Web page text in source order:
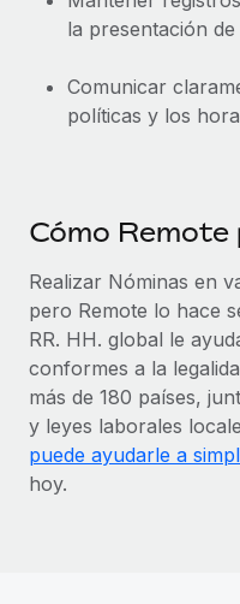
la presentación
Comunicar
políticas y los
Cómo
Realizar Nóminas en
pero Remote lo hace
RR. HH. global le
conformes a la
más de 180 países,
y leyes laborales
puede ayudarle a
hoy.